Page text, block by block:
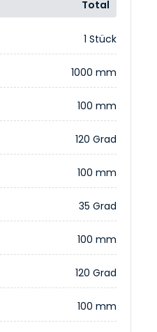
Total
1 Stück
1000 mm
100 mm
120 Grad
100 mm
35 Grad
100 mm
120 Grad
100 mm